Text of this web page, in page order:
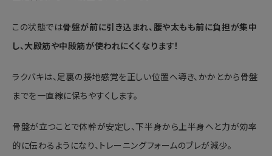
この状態では骨盤が前に引き込まれ、腰や太もも前に負担が集中
し、大殿筋や中殿筋が使われにくくなります！
ラクバキは、足裏の接地感覚を正しい位置へ導き、かかとから骨盤
までを一直線に保ちやすくします。
骨盤が立つことで体幹が安定し、下半身から上半身へと力が効率
的に伝わるようになり、トレーニングフォームのブレが減少。